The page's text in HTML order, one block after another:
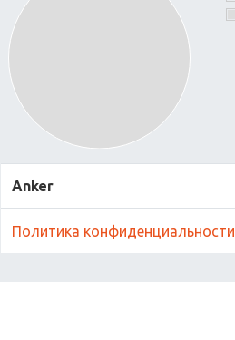
Anker
Политика конфиденциальности